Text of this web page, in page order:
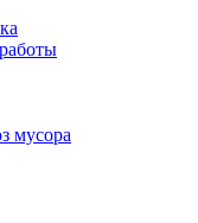
мусора